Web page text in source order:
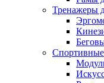
Тренажеры